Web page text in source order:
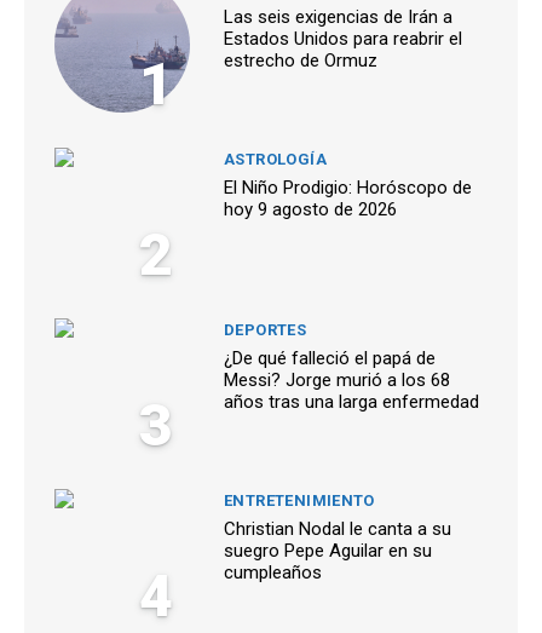
1
Las seis exigencias de Irán a
Estados Unidos para reabrir el
estrecho de Ormuz
2
ASTROLOGÍA
El Niño Prodigio: Horóscopo de
hoy 9 agosto de 2026
3
DEPORTES
¿De qué falleció el papá de
Messi? Jorge murió a los 68
años tras una larga enfermedad
4
ENTRETENIMIENTO
Christian Nodal le canta a su
suegro Pepe Aguilar en su
cumpleaños